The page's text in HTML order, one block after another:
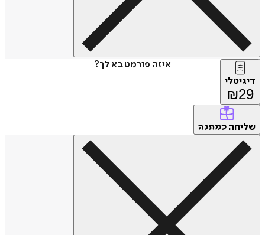
איזה פורמט בא לך?
דיגיטלי
₪29
שליחה כמתנה